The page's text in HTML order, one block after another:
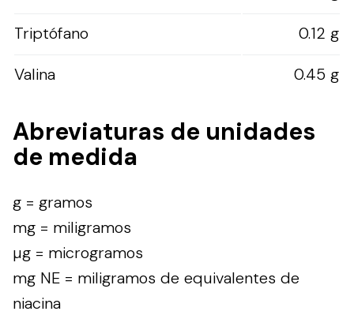
Triptófano
0.12 g
Valina
0.45 g
Abreviaturas de unidades
de medida
g = gramos
mg = miligramos
µg = microgramos
mg NE = miligramos de equivalentes de
niacina